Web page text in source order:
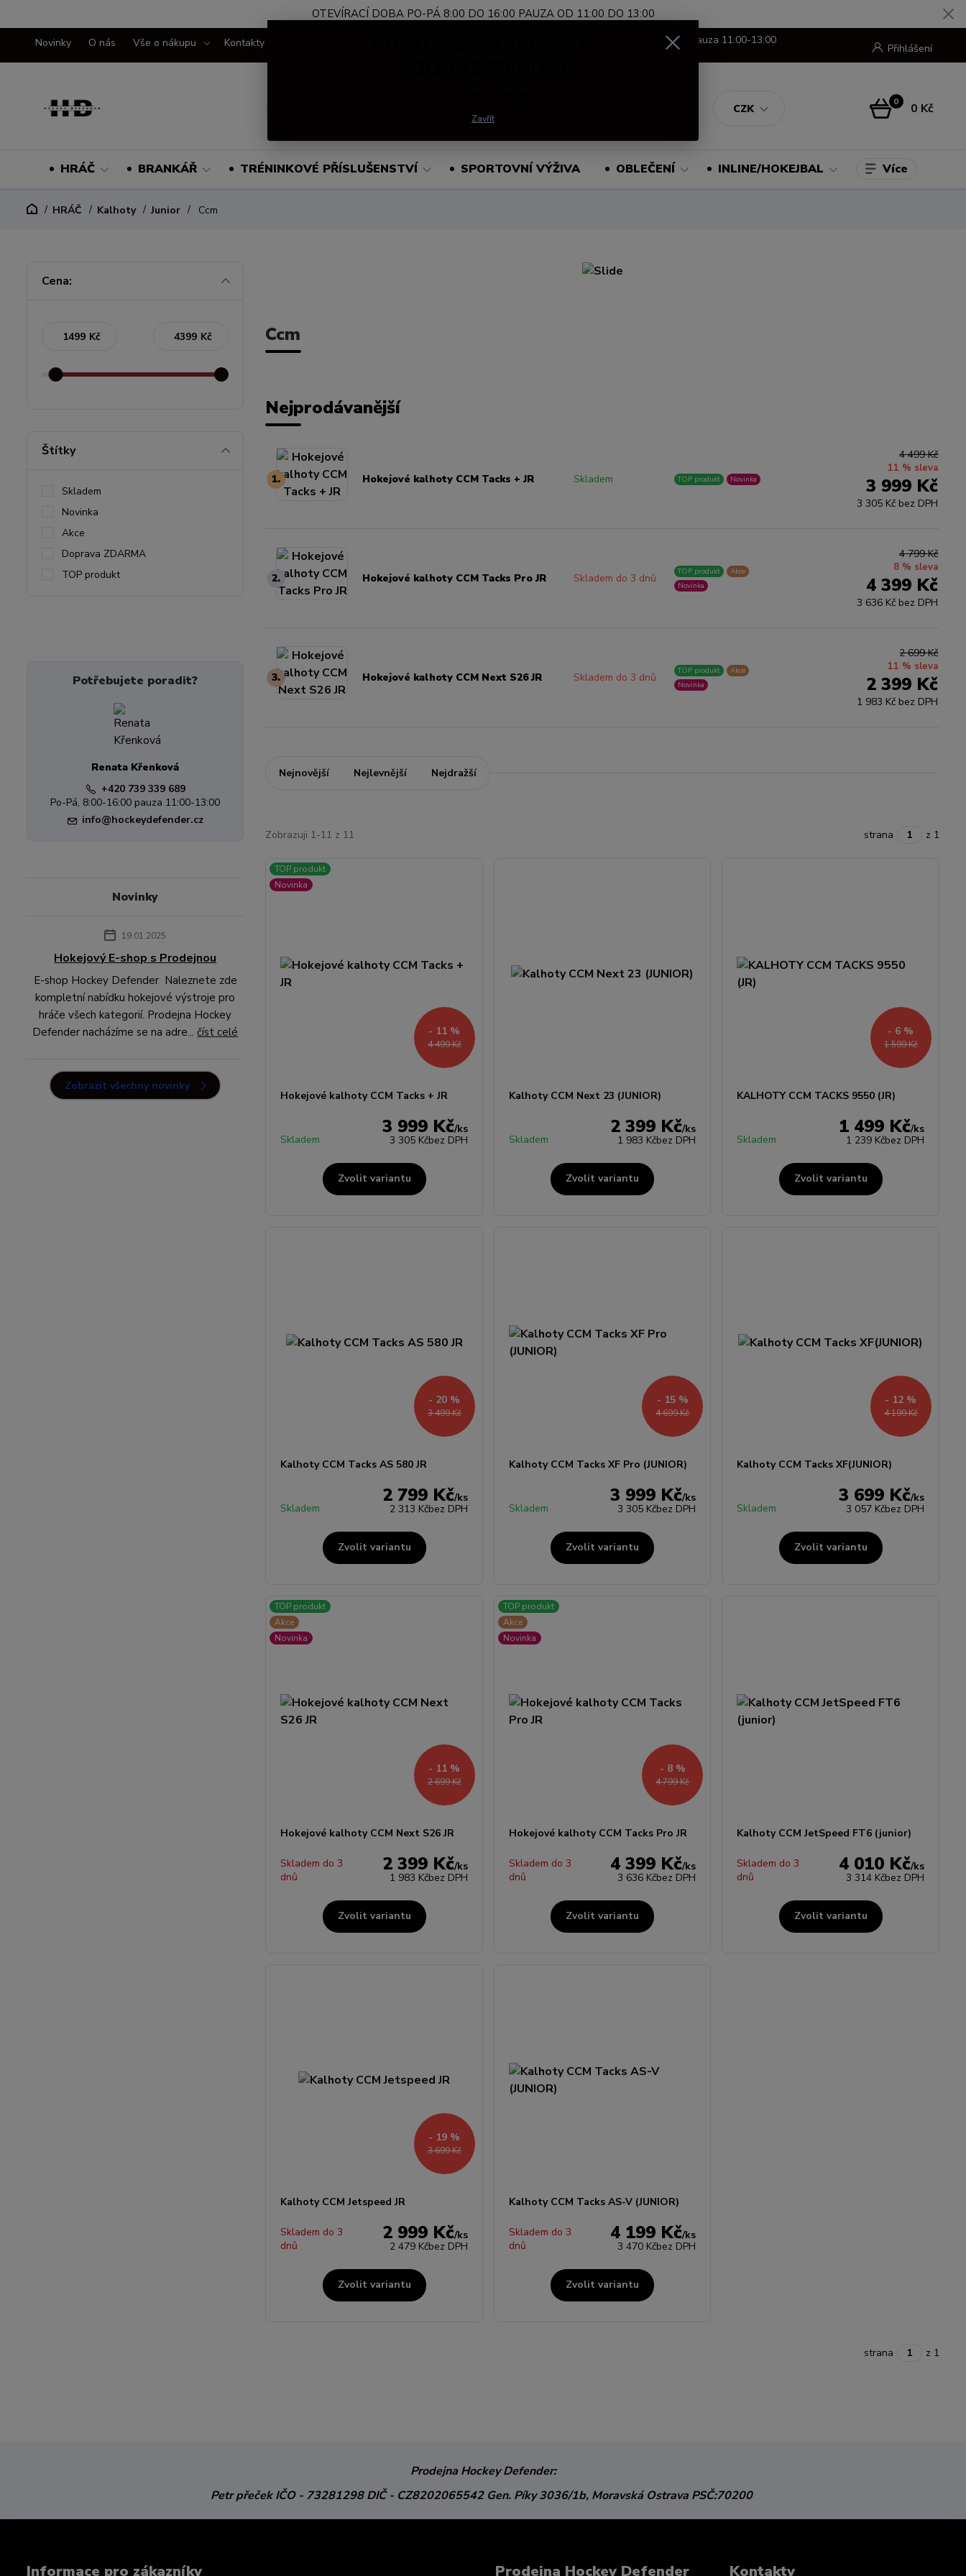
OTEVÍRACÍ DOBA PO-PÁ 8:00 DO 16:00 PAUZA OD 11:00 DO 13:00
Novinky O nás Vše o nákupu Kontakty
CZK
Přihlášení
Po-Pá, 8:00-16:00 pauza 11:00-13:00
0 0 Kč
HRÁČ BRANKÁŘ TRÉNINKOVÉ PŘÍSLUŠENSTVÍ SPORTOVNÍ VÝŽIVA OBLEČENÍ INLINE/HOKEJBAL Více
HRÁČ Kalhoty Junior Ccm
Ccm
Nejprodávanější
1. Hokejové kalhoty CCM Tacks + JR Skladem TOP produkt Novinka
4 499 Kč
11 % sleva
3 999 Kč
3 305 Kč bez DPH
2. Hokejové kalhoty CCM Tacks Pro JR Skladem do 3 dnů
TOP produkt
Akce
Novinka
4 799 Kč
8 % sleva
4 399 Kč
3 636 Kč bez DPH
3. Hokejové kalhoty CCM Next S26 JR Skladem do 3 dnů
TOP produkt
Akce
Novinka
2 699 Kč
11 % sleva
2 399 Kč
1 983 Kč bez DPH
Nejnovější Nejlevnější Nejdražší
Zobrazuji 1-11 z 11 strana z 1
TOP produkt
Novinka
4 499 Kč
- 11 %
Hokejové kalhoty CCM Tacks + JR
3 999 Kč/ks
3 305 Kčbez DPH
Skladem
Zvolit variantu
Kalhoty CCM Next 23 (JUNIOR)
2 399 Kč/ks
1 983 Kčbez DPH
Skladem
Zvolit variantu
1 599 Kč
- 6 %
KALHOTY CCM TACKS 9550 (JR)
1 499 Kč/ks
1 239 Kčbez DPH
Skladem
Zvolit variantu
3 499 Kč
- 20 %
Kalhoty CCM Tacks AS 580 JR
2 799 Kč/ks
2 313 Kčbez DPH
Skladem
Zvolit variantu
4 699 Kč
- 15 %
Kalhoty CCM Tacks XF Pro (JUNIOR)
3 999 Kč/ks
3 305 Kčbez DPH
Skladem
Zvolit variantu
4 199 Kč
- 12 %
Kalhoty CCM Tacks XF(JUNIOR)
3 699 Kč/ks
3 057 Kčbez DPH
Skladem
Zvolit variantu
TOP produkt
Akce
Novinka
2 699 Kč
- 11 %
Hokejové kalhoty CCM Next S26 JR
2 399 Kč/ks
1 983 Kčbez DPH
Skladem do 3
dnů
Zvolit variantu
TOP produkt
Akce
Novinka
4 799 Kč
- 8 %
Hokejové kalhoty CCM Tacks Pro JR
4 399 Kč/ks
3 636 Kčbez DPH
Skladem do 3
dnů
Zvolit variantu
Kalhoty CCM JetSpeed FT6 (junior)
4 010 Kč/ks
3 314 Kčbez DPH
Skladem do 3
dnů
Zvolit variantu
3 699 Kč
- 19 %
Kalhoty CCM Jetspeed JR
2 999 Kč/ks
2 479 Kčbez DPH
Skladem do 3
dnů
Zvolit variantu
Kalhoty CCM Tacks AS-V (JUNIOR)
4 199 Kč/ks
3 470 Kčbez DPH
Skladem do 3
dnů
Zvolit variantu
strana z 1
Cena:
Kč Kč
Štítky
Skladem
Novinka
Akce
Doprava ZDARMA
TOP produkt
Potřebujete poradit?
Renata Křenková
+420 739 339 689
Po-Pá, 8:00-16:00 pauza 11:00-13:00
info@hockeydefender.cz
Novinky
19.01.2025
Hokejový E-shop s Prodejnou
E-shop Hockey Defender Naleznete zde
kompletní nabídku hokejové výstroje pro
hráče všech kategorií. Prodejna Hockey
Defender nacházíme se na adre...číst celé
Zobrazit všechny novinky
Prodejna Hockey Defender:
Petr přečekIČO - 73281298DIČ - CZ8202065542 Gen. Píky 3036/1b, Moravská Ostrava PSČ:70200
Informace pro zákazníky Prodejna Hockey Defender Kontakty
Zavřít